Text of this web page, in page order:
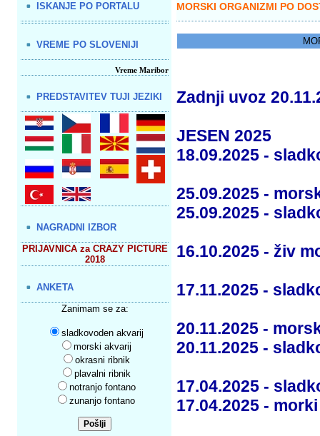
ISKANJE PO PORTALU
VREME PO SLOVENIJI
Vreme Maribor
PREDSTAVITEV TUJI JEZIKI
NAGRADNI IZBOR
PRIJAVNICA za CRAZY PICTURE
2018
ANKETA
Zanimam se za:
sladkovoden akvarij
morski akvarij
okrasni ribnik
plavalni ribnik
notranjo fontano
zunanjo fontano
MORSKI ORGANIZMI PO
Zadnji uvoz
JESEN 2025
18.09.2025 -
25.09.2025 -
25.09.2025 -
16.10.2025 - živ
17.11.2025 -
20.11.2025 -
20.11.2025 -
17.04.2025 -
17.04.2025 -